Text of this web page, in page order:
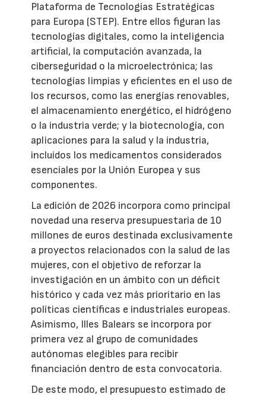
Plataforma de Tecnologías Estratégicas
para Europa (STEP). Entre ellos figuran las
tecnologías digitales, como la inteligencia
artificial, la computación avanzada, la
ciberseguridad o la microelectrónica; las
tecnologías limpias y eficientes en el uso de
los recursos, como las energías renovables,
el almacenamiento energético, el hidrógeno
o la industria verde; y la biotecnología, con
aplicaciones para la salud y la industria,
incluidos los medicamentos considerados
esenciales por la Unión Europea y sus
componentes.
La edición de 2026 incorpora como principal
novedad una reserva presupuestaria de 10
millones de euros destinada exclusivamente
a proyectos relacionados con la salud de las
mujeres, con el objetivo de reforzar la
investigación en un ámbito con un déficit
histórico y cada vez más prioritario en las
políticas científicas e industriales europeas.
Asimismo, Illes Balears se incorpora por
primera vez al grupo de comunidades
autónomas elegibles para recibir
financiación dentro de esta convocatoria.
De este modo, el presupuesto estimado de